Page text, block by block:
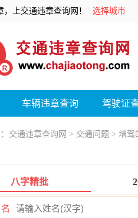
，上交通违章查询网！ 选择城市
车辆违章查询 驾驶证
交通违章查询网 > 交通问题 > 增驾
八字精批